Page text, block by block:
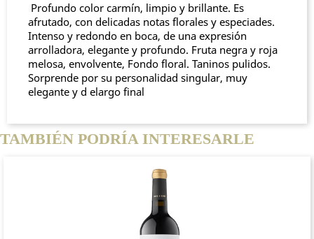
Profundo color carmín, limpio y brillante. Es
afrutado, con delicadas notas florales y especiades.
Intenso y redondo en boca, de una expresión
arrolladora, elegante y profundo. Fruta negra y roja
melosa, envolvente, Fondo floral. Taninos pulidos.
Sorprende por su personalidad singular, muy
elegante y d elargo final
TAMBIÉN PODRÍA INTERESARLE